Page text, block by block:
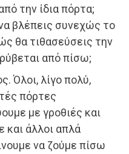
την ίδια πόρτα;
βλέπεις συνεχώς το
θα τιθασεύσεις την
από πίσω;
Όλοι, λίγο πολύ,
πόρτες
με γροθιές και
και άλλοι απλά
να ζούμε πίσω